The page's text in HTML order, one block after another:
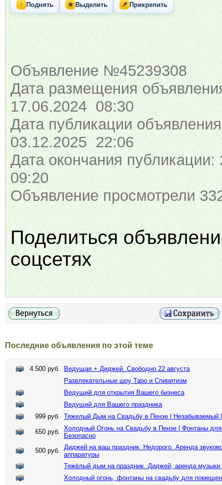
↑ Поднять ★ Выделить 📌 Прикрепить
Объявление №45239308
Дата размещения
17.06.2024 08:30
Дата публикации
03.12.2025 22:06
Дата окончания публикации:
09:20
Объявление просмотрели
Поделиться
соцсетях
Последние объявления по этой теме
4 500 руб.
Ведущая + Диджей. Свободно 22 августа
Развлекательные шоу Таро и Спиритизм
Ведущий для открытия Вашего бизнеса
Ведущий для Вашего праздника
999 руб. Тяжелый Дым на Свадьбу в Пензе | Незабываемый
650 руб. Холодный Огонь на Свадьбу в Пензе | Фонтаны
Безопасно
500 руб. Диджей на ваш праздник. Недорого. Аренда
аппаратуры
Тяжёлый дым на праздник. Диджей, аренда музыки
Холодный огонь, фонтаны на свадьбу для